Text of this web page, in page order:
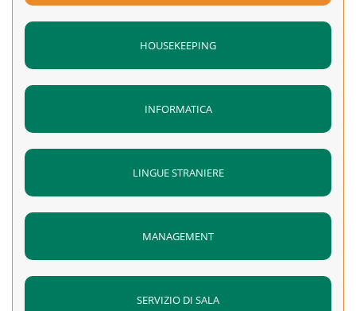
HOUSEKEEPING
INFORMATICA
LINGUE STRANIERE
MANAGEMENT
SERVIZIO DI SALA